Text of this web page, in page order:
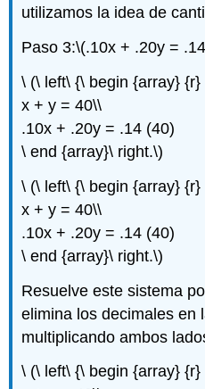
utilizamos la idea de
Paso 3:\(.10x + .20y =
\ (\ left\ {\ begin {array} {r}
x + y = 40\\
.10x + .20y = .14 (40)
\ end {array}\ right.\)
\ (\ left\ {\ begin {array} {r}
x + y = 40\\
.10x + .20y = .14 (40)
\ end {array}\ right.\)
Resuelve este sistema
elimina los decimales en
multiplicando ambos
\ (\ left\ {\ begin {array} {r}